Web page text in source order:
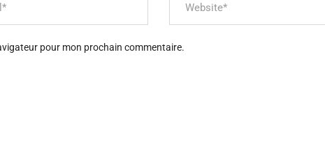
pour mon prochain commentaire.